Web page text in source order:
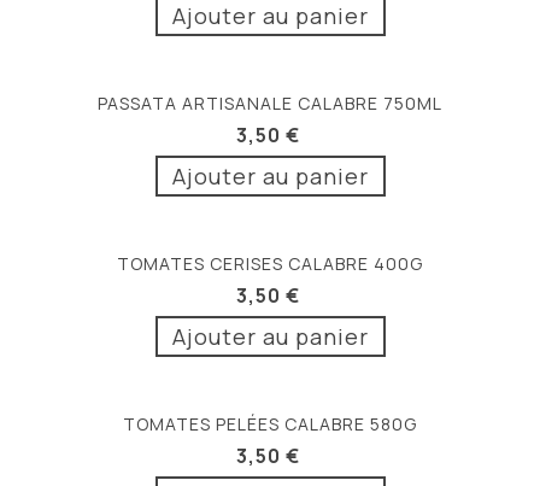
Ajouter au panier
PASSATA ARTISANALE CALABRE 750ML
3,50 €
Ajouter au panier
TOMATES CERISES CALABRE 400G
3,50 €
Ajouter au panier
TOMATES PELÉES CALABRE 580G
3,50 €